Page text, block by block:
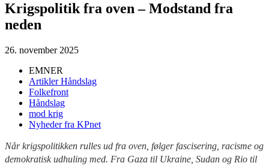
Krigspolitik fra oven – Modstand fra
neden
26. november 2025
EMNER
Artikler Håndslag
Folkefront
Håndslag
mod krig
Nyheder fra KPnet
Når krigspolitikken rulles ud fra oven, følger fascisering, racisme og
demokratisk udhuling med. Fra Gaza til Ukraine, Sudan og Rio til